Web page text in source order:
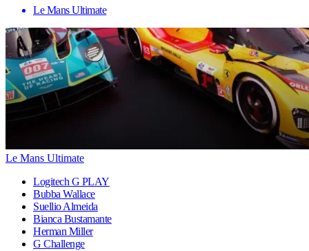
Le Mans Ultimate
Le Mans Ultimate
Logitech G PLAY
Bubba Wallace
Suellio Almeida
Bianca Bustamante
Herman Miller
G Challenge